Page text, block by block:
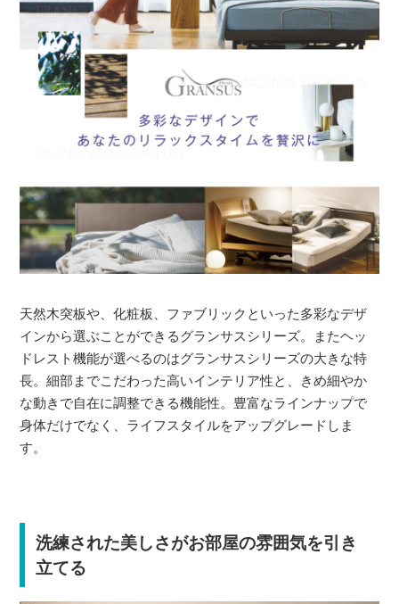
天然木突板や、化粧板、ファブリックといった多彩なデザ
インから選ぶことができるグランサスシリーズ。またヘッ
ドレスト機能が選べるのはグランサスシリーズの大きな特
長。細部までこだわった高いインテリア性と、きめ細やか
な動きで自在に調整できる機能性。豊富なラインナップで
身体だけでなく、ライフスタイルをアップグレードしま
す。
洗練された美しさがお部屋の雰囲気を引き
立てる